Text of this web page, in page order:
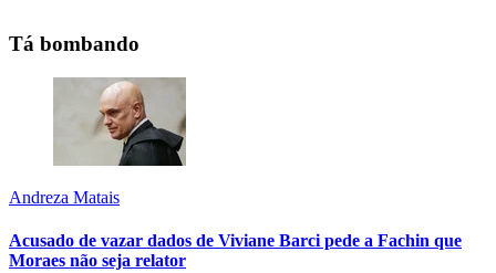
Tá bombando
Andreza Matais
Acusado de vazar dados de Viviane Barci pede a Fachin que
Moraes não seja relator